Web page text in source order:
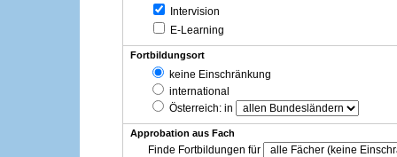
Intervision
E-Learning
Fortbildungsort
keine Einschränkung
international
Österreich: in
Approbation aus Fach
Finde Fortbildungen für